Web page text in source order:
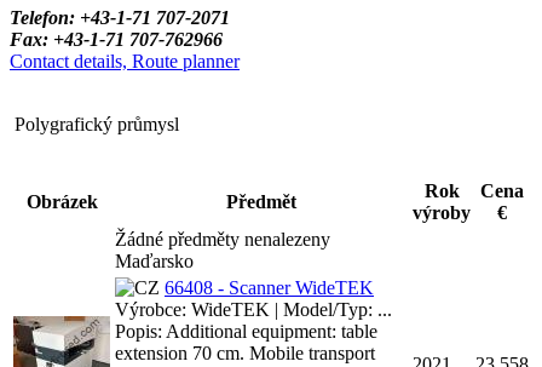
Telefon: +43-1-71 707-2071
Fax: +43-1-71 707-762966
Contact details, Route planner
Polygrafický průmysl
Obrázek Předmět
Rok
výroby
Cena
€
Žádné předměty nenalezeny
Maďarsko
66408 - Scanner WideTEK
Výrobce: WideTEK | Model/Typ: ...
Popis: Additional equipment: table
extension 70 cm. Mobile transport